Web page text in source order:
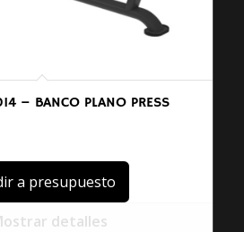
– BANCO PLANO PRESS
a presupuesto
detalles